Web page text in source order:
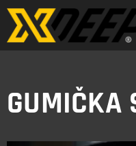
GUMIČKA